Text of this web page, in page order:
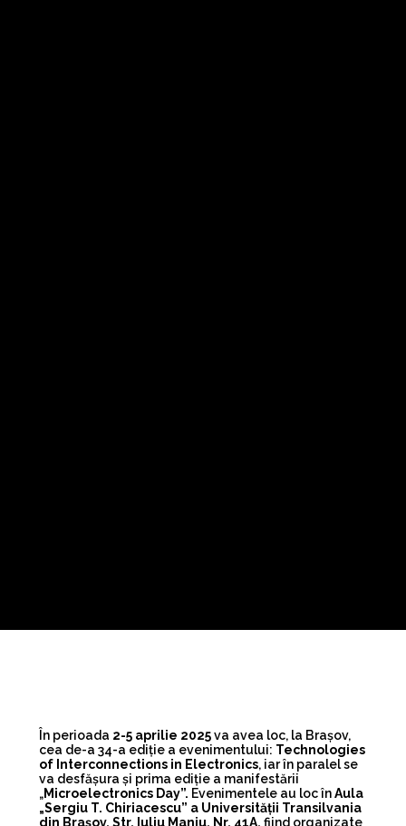
În perioada 2-5 aprilie 2025va avea loc, la Brașov,
cea de-a 34-a ediție a evenimentului: Technologies
of Interconnections in Electronics, iar în paralel se
va desfășura și prima ediție a manifestării
„Microelectronics Day”. Evenimentele au loc înAula
„Sergiu T. Chiriacescu” a Universității Transilvania
din Brașov, Str. Iuliu Maniu, Nr. 41A, fiind organizate